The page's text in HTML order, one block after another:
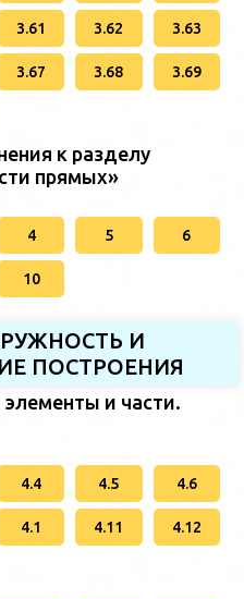
3.61 3.62 3.63
3.67 3.68 3.69
к разделу
прямых»
4 5 6
10
И
ПОСТРОЕНИЯ
элементы и части.
4.4 4.5 4.6
4.1 4.11 4.12